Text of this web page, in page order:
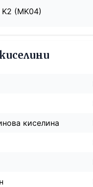
(MK04)
киселина